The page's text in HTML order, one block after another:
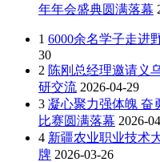
年年会盛典圆满落幕
1 6000余名学子走进
30
2 陈刚总经理邀请义
研交流 2026-04-29
3 凝心聚力强体魄
比赛圆满落幕 2026-
4 新疆农业职业技术
牌 2026-03-26